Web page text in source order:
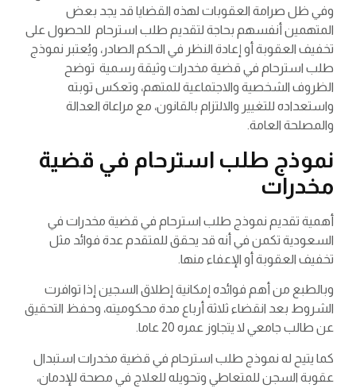
وفي ظل صرامة العقوبات لهذه القضايا قد يجد بعض
المتهمين أنفسهم بحاجة لتقديم طلب استرحام للحصول على
تخفيف العقوبة أو إعادة النظر في الحكم الصادر، ويُعتبر نموذج
طلب استرحام في قضية مخدرات وثيقة رسمية توضح
الظروف الشخصية والاجتماعية للمتهم، وتعكس توبته
واستعداده للتغيير والالتزام بالقانون، مع مراعاة العدالة
والمصلحة العامة.
نموذج طلب استرحام في قضية
مخدرات
أهمية تقديم نموذج طلب استرحام في قضية مخدرات في
السعودية تكمن في أنه قد يحقق للمتقدم عدة فوائد مثل
تخفيف العقوبة أو الإعفاء منها.
وبالطبع من أهم فوائده إمكانية إطلاق السجين إذا توافرت
الشروط بعد انقضاء ثلاثة أرباع مدة محكوميته، وحفظ التحقيق
عن طالب جامعي لا يتجاوز عمره 20 عاما.
كما يتيح له نموذج طلب استرحام في قضية مخدرات استبدال
عقوبة السجن للمتعاطي وتحويله للعلاج في مصحة للإدمان،